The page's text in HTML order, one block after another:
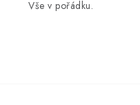
Vše v pořádku.